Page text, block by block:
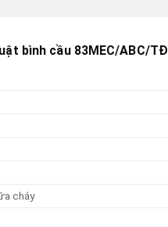
bình cầu 83MEC/ABC/
cháy